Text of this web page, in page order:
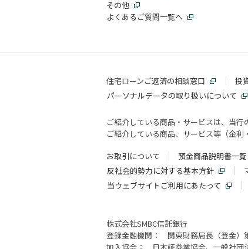
その他
よくあるご質問一覧へ
住宅ローンご返済の相談窓口 投
パーソナルデータの取り扱いについて
ご紹介している商品・サービスは、当
ご紹介している商品、サービス等（金利
お取引について
預金商品説明書一覧
反社会的勢力に対する基本方針
当ウェブサイトご利用にあたって
株式会社SMBC信託銀行
登録金融機関： 関東財務局長（登金）
加入協会： 日本証券業協会、一般社団